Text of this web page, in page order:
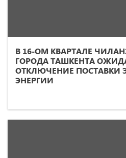
В 16-ОМ КВАРТАЛЕ
ГОРОДА ТАШКЕНТА
ОТКЛЮЧЕНИЕ ПОСТАВКИ
ЭНЕРГИИ